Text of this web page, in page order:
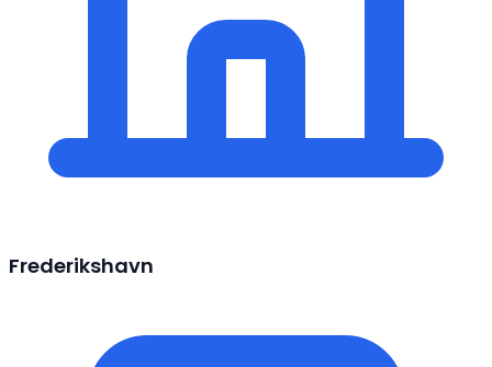
Frederikshavn